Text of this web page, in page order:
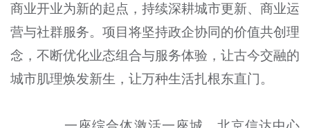
商业开业为新的起点，持续深耕城市更新、商业运
营与社群服务。项目将坚持政企协同的价值共创理
念，不断优化业态组合与服务体验，让古今交融的
城市肌理焕发新生，让万种生活扎根东直门。